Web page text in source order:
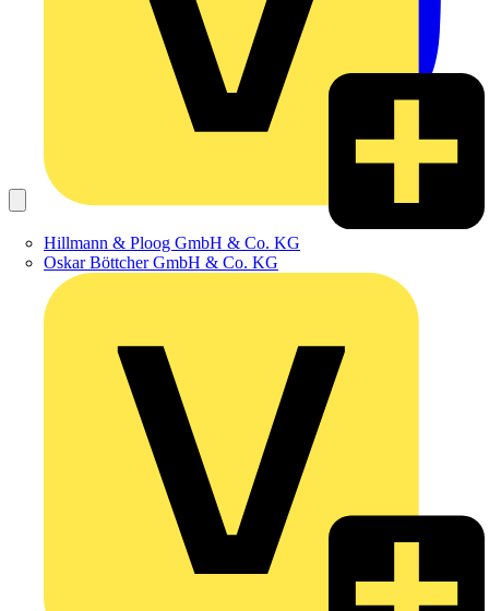
Hillmann & Ploog GmbH & Co. KG
Oskar Böttcher GmbH & Co. KG